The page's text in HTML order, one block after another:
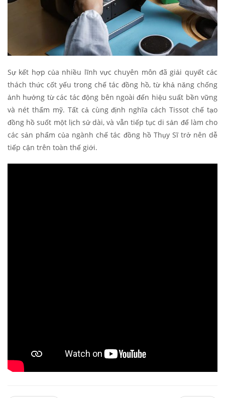
Sự kết hợp của nhiều lĩnh vực chuyên môn đã giải quyết các
thách thức cốt yếu trong chế tác đồng hồ, từ khả năng chống
ảnh hưởng từ các tác động bên ngoài đến hiệu suất bền vững
và nét thẩm mỹ. Tất cả cùng định nghĩa cách Tissot chế tạo
đồng hồ suốt một lịch sử dài, và vẫn tiếp tục di sản để làm cho
các sản phẩm của ngành chế tác đồng hồ Thụy Sĩ trở nên dễ
tiếp cận trên toàn thế giới.